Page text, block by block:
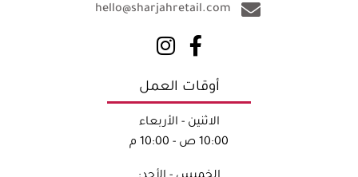
hello@sharjahretail.com
أوقات العمل
الاثنين - الأربعاء
10:00 ص - 10:00 م